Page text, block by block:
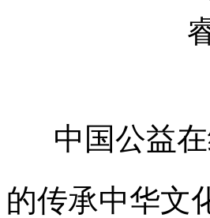
中国公益在
的传承中华文